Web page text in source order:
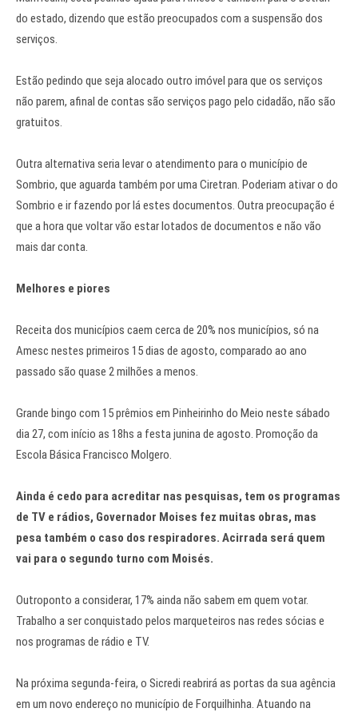
do estado, dizendo que estão preocupados com a suspensão dos
serviços.
Estão pedindo que seja alocado outro imóvel para que os serviços
não parem, afinal de contas são serviços pago pelo cidadão, não são
gratuitos.
Outra alternativa seria levar o atendimento para o município de
Sombrio, que aguarda também por uma Ciretran. Poderiam ativar o do
Sombrio e ir fazendo por lá estes documentos. Outra preocupação é
que a hora que voltar vão estar lotados de documentos e não vão
mais dar conta.
Melhores e piores
Receita dos municípios caem cerca de 20% nos municípios, só na
Amesc nestes primeiros 15 dias de agosto, comparado ao ano
passado são quase 2 milhões a menos.
Grande bingo com 15 prêmios em Pinheirinho do Meio neste sábado
dia 27, com início as 18hs a festa junina de agosto. Promoção da
Escola Básica Francisco Molgero.
Ainda é cedo para acreditar nas pesquisas, tem os programas
de TV e rádios, Governador Moises fez muitas obras, mas
pesa também o caso dos respiradores. Acirrada será quem
vai para o segundo turno com Moisés.
Outroponto a considerar, 17% ainda não sabem em quem votar.
Trabalho a ser conquistado pelos marqueteiros nas redes sócias e
nos programas de rádio e TV.
Na próxima segunda-feira, o Sicredi reabrirá as portas da sua agência
em um novo endereço no município de Forquilhinha. Atuando na